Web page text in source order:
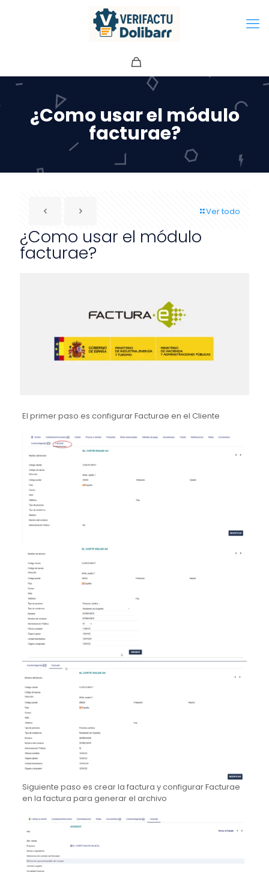
¿Como usar el módulo
facturae?
Ver todo
¿Como usar el módulo
facturae?
El primer paso es configurar Facturae en el Cliente
Siguiente paso es crear la factura y configurar Facturae
en la factura para generar el archivo